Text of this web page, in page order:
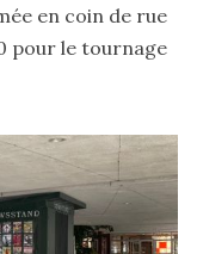
en coin de rue
pour le tournage